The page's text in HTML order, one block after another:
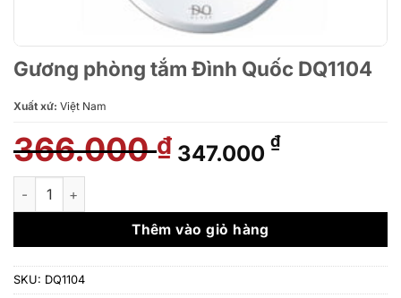
Gương phòng tắm Đình Quốc DQ1104
Xuất xứ: Việt Nam
366.000₫ Giá
gốc
366.000 ₫.
347.000 ₫Giá
là:
Gương phòng tắm Đình Quốc DQ1104 số lượng
Thêm vào giỏ hàng
SKU: DQ1104